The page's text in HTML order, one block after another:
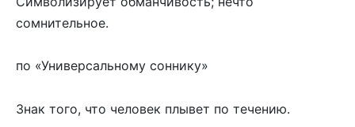
сомнительное.
по «Универсальному соннику»
Знак того, что человек плывет по течению.